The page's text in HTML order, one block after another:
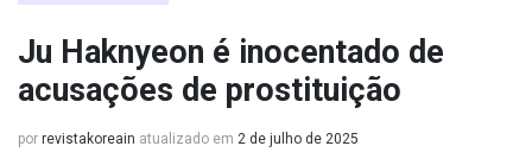
Ju Haknyeon é inocentado de
acusações de prostituição
por revistakoreain atualizado em 2 de julho de 2025